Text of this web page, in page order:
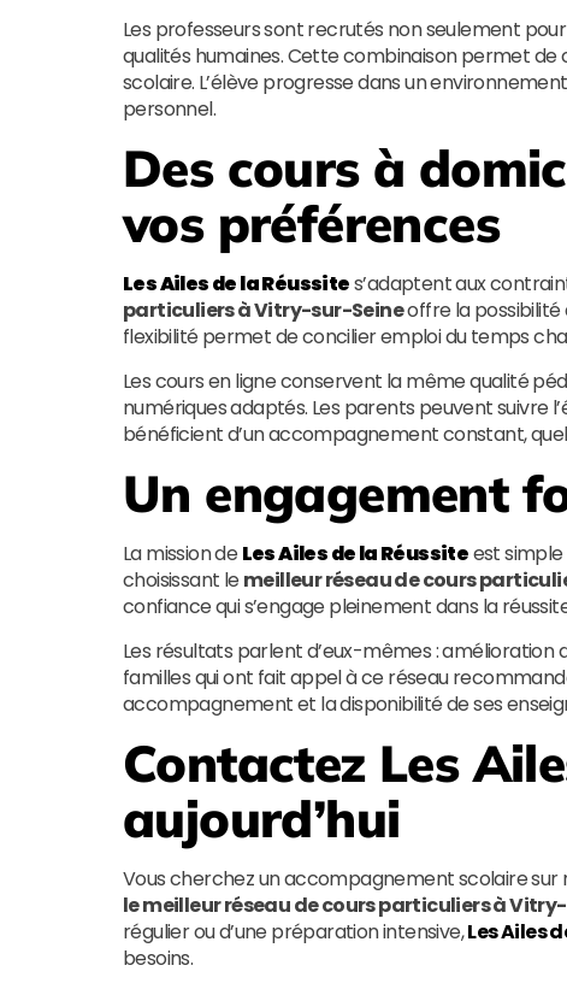
Les professeurs sont recrutés non seulement
qualités humaines. Cette combinaison permet
scolaire. L’élève progresse dans un
personnel.
Des cours à
vos préférences
Les Ailes de la Réussites’adaptent aux
particuliers à Vitry-sur-Seineoffre la possibilité
flexibilité permet de concilier emploi du temps
Les cours en ligne conservent la même qualité
numériques adaptés. Les parents peuvent suivre
bénéficient d’un accompagnement constant, quel
Un engagement
La mission de Les Ailes de la Réussiteest simple
choisissant le meilleur réseau de cours
confiance qui s’engage pleinement dans la
Les résultats parlent d’eux-mêmes :
familles qui ont fait appel à ce réseau
accompagnement et la disponibilité de ses
Contactez Les
aujourd’hui
Vous cherchez un accompagnement scolaire sur
le meilleur réseau de cours particuliers à
régulier ou d’une préparation intensive,Les Ailes
besoins.